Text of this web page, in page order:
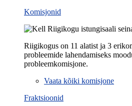
Komisjonid
Riigikogus on 11 alatist ja 3
probleemide lahendamiseks
probleemkomisjone.
Vaata kõiki komisjone
Fraktsioonid